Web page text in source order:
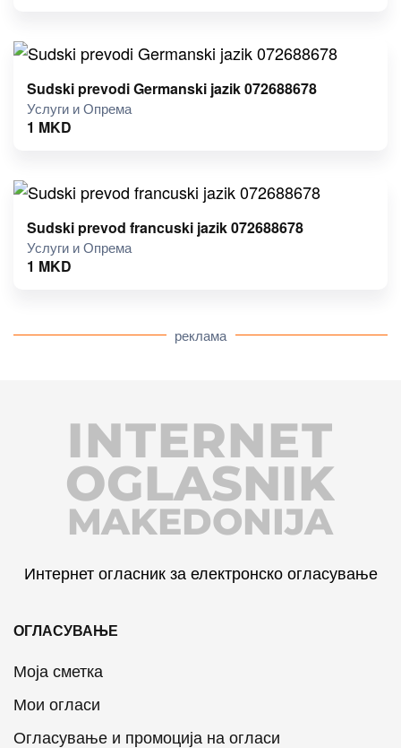
Sudski prevodi Germanski jazik 072688678
Услуги и Опрема
1 MKD
Sudski prevod francuski jazik 072688678
Услуги и Опрема
1 MKD
реклама
INTERNET
MAKEDONIJA
OGLASNIK
Интернет огласник за електронско огласување
ОГЛАСУВАЊЕ
Моја сметка
Мои огласи
Огласување и промоција на огласи